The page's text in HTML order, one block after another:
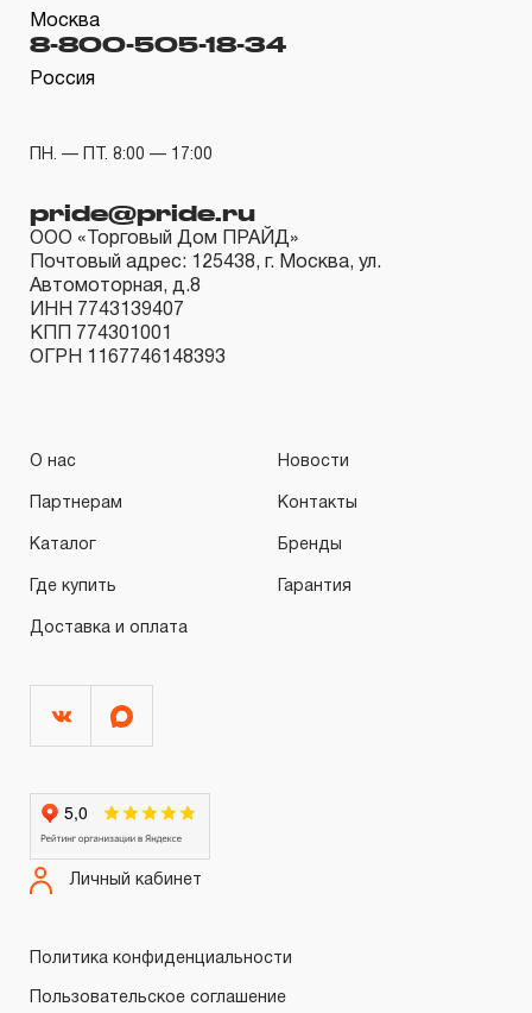
Москва
8-800-505-18-34
Россия
ПН. — ПТ. 8:00 — 17:00
pride@pride.ru
ООО «Торговый Дом ПРАЙД»
Почтовый адрес: 125438, г. Москва, ул.
Автомоторная, д.8
ИНН 7743139407
КПП 774301001
ОГРН 1167746148393
О нас Новости
Партнерам Контакты
Каталог Бренды
Где купить Гарантия
Доставка и оплата
Личный кабинет
Политика конфиденциальности
Пользовательское соглашение